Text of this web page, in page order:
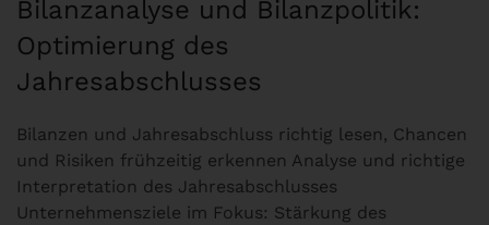
Bilanzanalyse und Bilanzpolitik:
Optimierung des
Jahresabschlusses
Bilanzen und Jahresabschluss richtig lesen, Chancen
und Risiken frühzeitig erkennen Analyse und richtige
Interpretation des Jahresabschlusses
Unternehmensziele im Fokus: Stärkung des